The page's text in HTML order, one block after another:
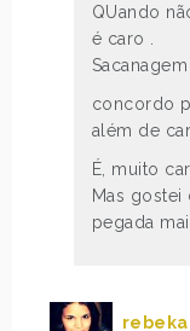
QUando
é caro .
Sacanagem
concordo
além de
É, muito
Mas gostei
pegada
rebeka